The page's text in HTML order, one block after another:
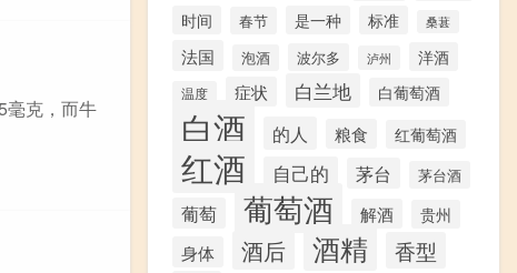
毫克，而牛
时间 春节 是一种 标准 桑葚
法国 泡酒 波尔多 泸州 洋酒
温度 症状 白兰地 白葡萄酒
白酒 的人 粮食 红葡萄酒
红酒 自己的 茅台 茅台酒
葡萄 葡萄酒 解酒 贵州
身体 酒后 酒精 香型